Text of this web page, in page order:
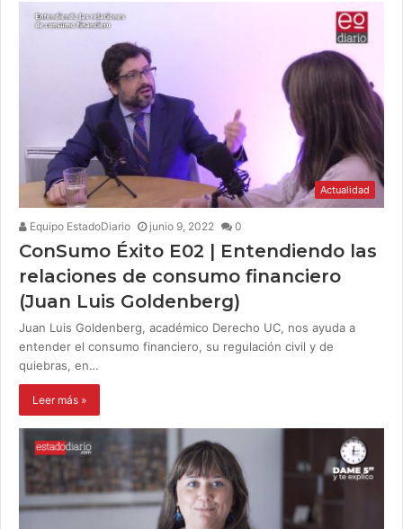
Actualidad
Equipo EstadoDiario junio 9, 2022 0
ConSumo Éxito E02 | Entendiendo las
relaciones de consumo financiero
(Juan Luis Goldenberg)
Juan Luis Goldenberg, académico Derecho UC, nos ayuda a
entender el consumo financiero, su regulación civil y de
quiebras, en…
Leer más »